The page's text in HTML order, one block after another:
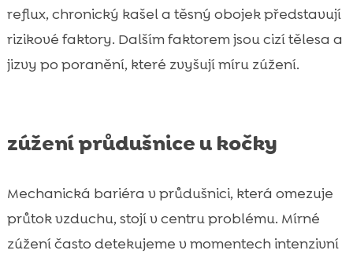
reflux, chronický kašel a těsný obojek představují
rizikové faktory. Dalším faktorem jsou cizí tělesa a
jizvy po poranění, které zvyšují míru zúžení.
zúžení průdušnice u kočky
Mechanická bariéra v průdušnici, která omezuje
průtok vzduchu, stojí v centru problému. Mírné
zúžení často detekujeme v momentech intenzivní